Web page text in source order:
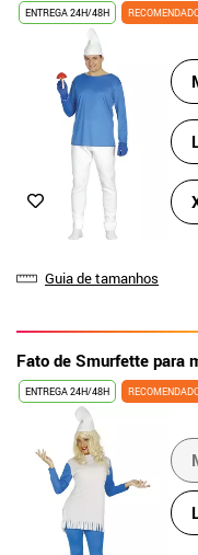
ENTREGA 24H/48H
Guia de tamanhos
Fato de Smurfette para
ENTREGA 24H/48H